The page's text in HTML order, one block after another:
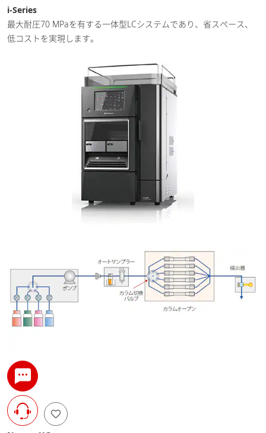
i-Series
最大耐圧70 MPaを有する一体型LCシステムであり、省スペース、
低コストを実現します。